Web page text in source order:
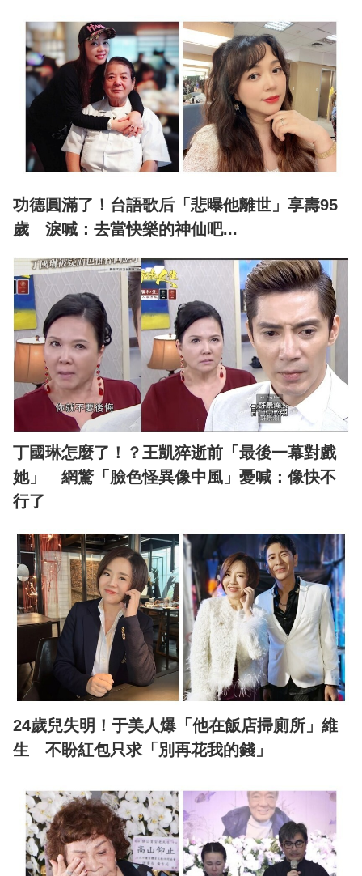
功德圓滿了！台語歌后「悲曝他離世」享壽95
歲 淚喊：去當快樂的神仙吧...
丁國琳怎麼了！？王凱猝逝前「最後一幕對戲
她」 網驚「臉色怪異像中風」憂喊：像快不
行了
24歲兒失明！于美人爆「他在飯店掃廁所」維
生 不盼紅包只求「別再花我的錢」